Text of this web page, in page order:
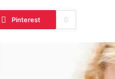
Pinterest